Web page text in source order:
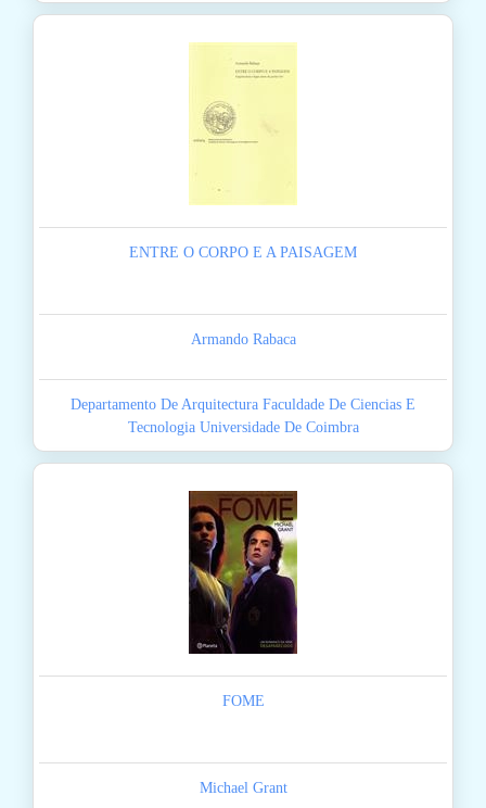
ENTRE O CORPO E A PAISAGEM
Armando Rabaca
Departamento De Arquitectura Faculdade De Ciencias E
Tecnologia Universidade De Coimbra
FOME
Michael Grant